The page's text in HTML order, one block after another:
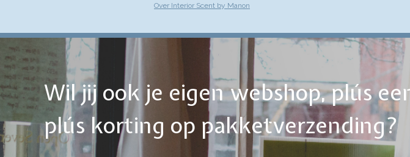
Over Interior Scent by Manon
Wil jij ook je eigen webshop, plús
plús korting op pakketverzending?